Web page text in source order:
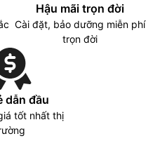
Hậu mãi trọn đời
Cài đặt, bảo dưỡng miễn phí
trọn đời
dẫn đầu
tốt nhất thị